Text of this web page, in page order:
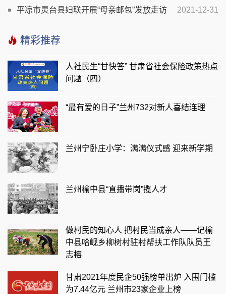
忠诚——记灵台县公安局刑侦大队教导员王海亮2021-12-31
平凉市灵台县妇联开展“母亲邮包”发放走访
精彩推荐
人社民生“甘快答” 甘肃省社会保险政策热点
问题（四）
“最有爱的日子”兰州732对新人喜结连理
兰州宁卧庄小学：满满仪式感 迎来新学期
兰州榆中县“直播带岗”揽人才
做村民的知心人 把村民当成亲人——记榆
中县哈岘乡柳树村驻村帮扶工作队队员王
志榕
甘肃2021年度民企50强榜单出炉 入围门槛
为7.44亿元 兰州市23家企业上榜